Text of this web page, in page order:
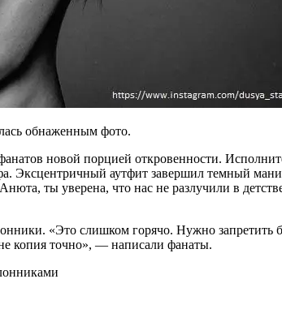
обнаженным фото.
новой порцией откровенности.
Эксцентричный аутфит завершил темный
Анюта, ты уверена, что нас не разлучили в
«Это слишком горячо. Нужно запретить
копия точно», — написали фанаты.